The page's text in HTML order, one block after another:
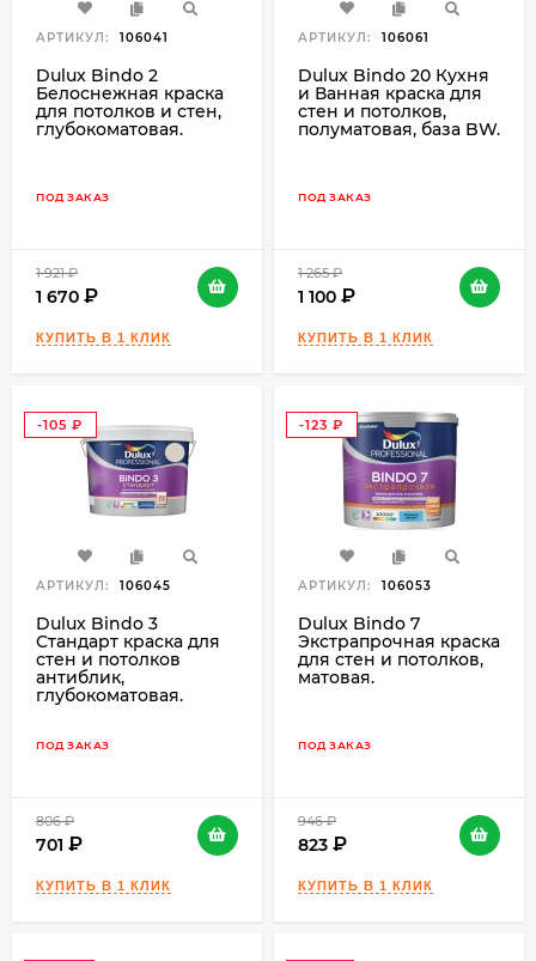
АРТИКУЛ: 106041
Dulux Bindo 2
Белоснежная краска
для потолков и стен,
глубокоматовая.
ПОД ЗАКАЗ
1 921
1 670
АРТИКУЛ: 106061
Dulux Bindo 20 Кухня
и Ванная краска для
стен и потолков,
полуматовая, база BW.
ПОД ЗАКАЗ
1 265
1 100
-105
₽
АРТИКУЛ: 106045
Dulux Bindo 3
Стандарт краска для
стен и потолков
антиблик,
глубокоматовая.
ПОД ЗАКАЗ
806
701
-123
₽
АРТИКУЛ: 106053
Dulux Bindo 7
Экстрапрочная краска
для стен и потолков,
матовая.
ПОД ЗАКАЗ
946
823